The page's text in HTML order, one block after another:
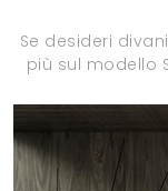
Se desideri
più sul modello